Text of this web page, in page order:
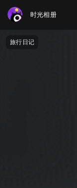
时光相册
旅行日记